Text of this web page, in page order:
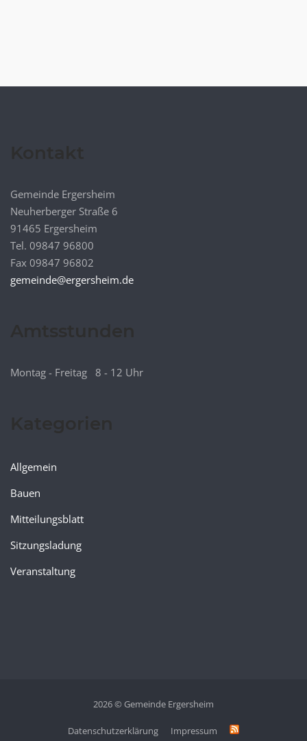
Gemeinde Ergersheim
Neuherberger Straße 6
91465 Ergersheim
Tel. 09847 96800
Fax 09847 96802
gemeinde@ergersheim.de
Montag - Freitag 8 - 12 Uhr
Allgemein
Bauen
Mitteilungsblatt
Sitzungsladung
Veranstaltung
2026 © Gemeinde Ergersheim
Datenschutzerklärung Impressum